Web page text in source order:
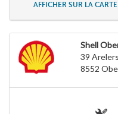
AFFICHER SUR LA CARTE
Shell
39
8552